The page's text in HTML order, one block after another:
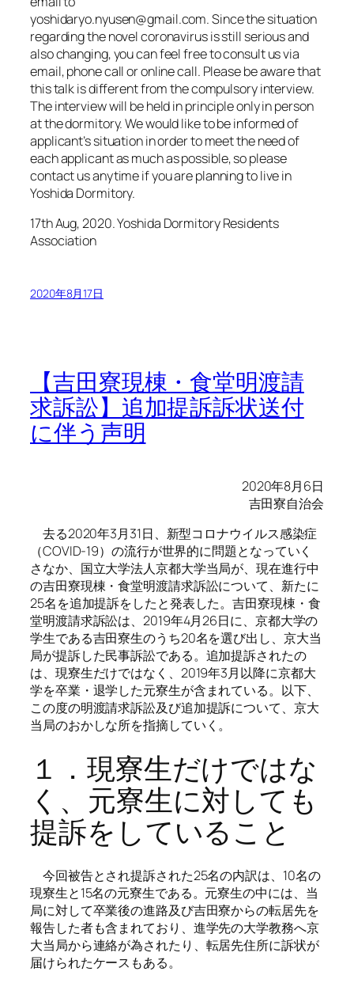
yoshidaryo.nyusen@gmail.com. Since the situation
regarding the novel coronavirus is still serious and
also changing, you can feel free to consult us via
email, phone call or online call. Please be aware that
this talk is different from the compulsory interview.
The interview will be held in principle only in person
at the dormitory. We would like to be informed of
applicant’s situation in order to meet the need of
each applicant as much as possible, so please
contact us anytime if you are planning to live in
Yoshida Dormitory.
17th Aug, 2020. Yoshida Dormitory Residents
Association
2020年8月17日
【吉田寮現棟・食堂明渡請
求訴訟】追加提訴訴状送付
に伴う声明
2020年8月6日
吉田寮自治会
去る2020年3月31日、新型コロナウイルス感染症
（COVID-19）の流行が世界的に問題となっていく
さなか、国立大学法人京都大学当局が、現在進行中
の吉田寮現棟・食堂明渡請求訴訟について、新たに
25名を追加提訴をしたと発表した。吉田寮現棟・食
堂明渡請求訴訟は、2019年4月26日に、京都大学の
学生である吉田寮生のうち20名を選び出し、京大当
局が提訴した民事訴訟である。追加提訴されたの
は、現寮生だけではなく、2019年3月以降に京都大
学を卒業・退学した元寮生が含まれている。以下、
この度の明渡請求訴訟及び追加提訴について、京大
当局のおかしな所を指摘していく。
１．現寮生だけではな
く、元寮生に対しても
提訴をしていること
今回被告とされ提訴された25名の内訳は、10名の
現寮生と15名の元寮生である。元寮生の中には、当
局に対して卒業後の進路及び吉田寮からの転居先を
報告した者も含まれており、進学先の大学教務へ京
大当局から連絡が為されたり、転居先住所に訴状が
届けられたケースもある。